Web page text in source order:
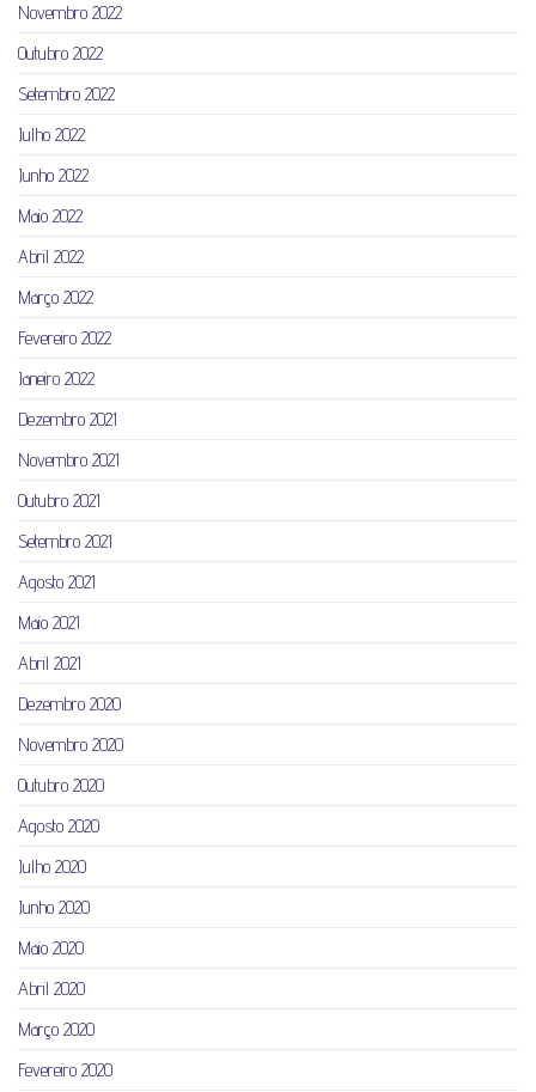
Novembro 2022
Outubro 2022
Setembro 2022
Julho 2022
Junho 2022
Maio 2022
Abril 2022
Março 2022
Fevereiro 2022
Janeiro 2022
Dezembro 2021
Novembro 2021
Outubro 2021
Setembro 2021
Agosto 2021
Maio 2021
Abril 2021
Dezembro 2020
Novembro 2020
Outubro 2020
Agosto 2020
Julho 2020
Junho 2020
Maio 2020
Abril 2020
Março 2020
Fevereiro 2020